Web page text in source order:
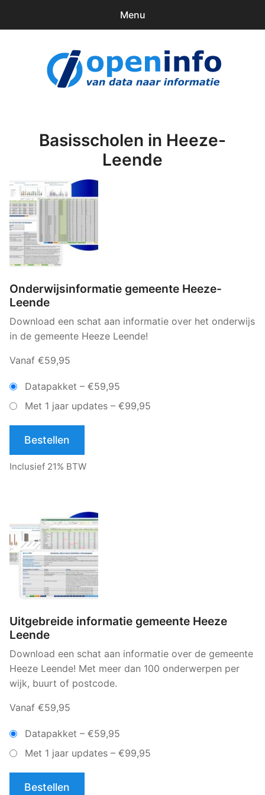
Menu
Downloads
Basisscholen in Heeze-
Leende
Onderwijsinformatie gemeente Heeze-
Leende
Download een schat aan informatie over het onderwijs
in de gemeente Heeze Leende!
Vanaf €59,95
Datapakket – €59,95
Met 1 jaar updates – €99,95
Bestellen
Inclusief 21% BTW
Uitgebreide informatie gemeente Heeze
Leende
Download een schat aan informatie over de gemeente
Heeze Leende! Met meer dan 100 onderwerpen per
wijk, buurt of postcode.
Vanaf €59,95
Datapakket – €59,95
Met 1 jaar updates – €99,95
Bestellen